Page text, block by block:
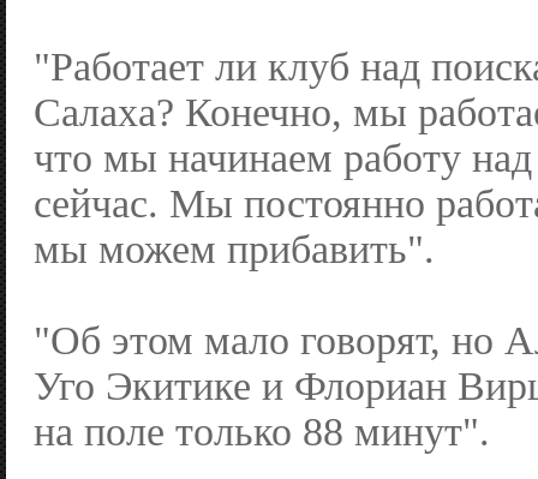
"Работает ли клуб над
Салаха? Конечно, мы
что мы начинаем работу
сейчас. Мы постоянно
мы можем прибавить".
"Об этом мало говорят, но
Уго Экитике и Флориан
на поле только 88 минут".